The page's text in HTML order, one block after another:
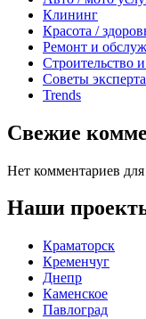
Клининг
Красота /
Ремонт и
Строительство
Советы эксперта
Trends
Свежие
Нет комментариев
Наши
Краматорск
Кременчуг
Днепр
Каменское
Павлоград